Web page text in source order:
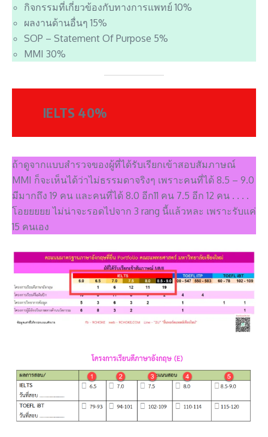
กิจกรรมที่เกี่ยวข้องกับทางการแพทย์ 10%
ผลงานด้านอื่นๆ 15%
SOP – Statement Of Purpose 5%
MMI 30%
IELTS 40%
ถ้าดูจากแบบสำรวจของผู้ที่ได้รับเรียกเข้าสอบสัมภาษณ์
MMI ก็จะเห็นได้ว่าไม่ธรรมดาจริงๆ เพราะคนที่ได้ 8.5 – 9.0
มีมากถึง 19 คน และคนที่ได้ 8.0 อีก11 คน 7.5 อีก 12 คน . . . .
โอยยยยย ไม่น่าจะรอดไปจาก 3 rang นี้แล้วหละ เพราะรับแค่
15 คนเอง